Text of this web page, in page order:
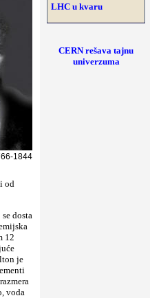
1844
od
dosta
12
je
voda
LHC u kvaru
CERN rešava tajnu
univerzuma